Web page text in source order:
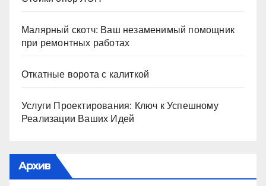
Малярный скотч: Ваш незаменимый помощник
при ремонтных работах
Откатные ворота с калиткой
Услуги Проектирования: Ключ к Успешному
Реализации Ваших Идей
Архив